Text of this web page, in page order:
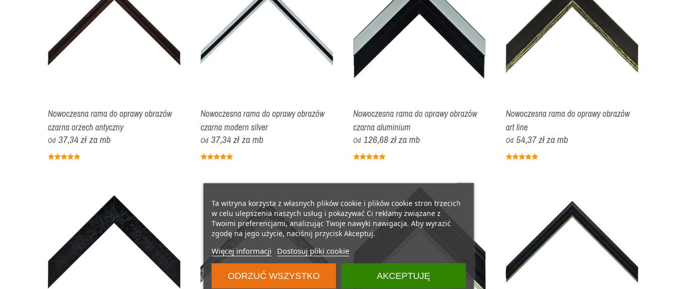
Nowoczesna rama do oprawy obrazów
czarna orzech antyczny
Od 37,34 zł za mb
Nowoczesna rama do oprawy obrazów
czarna modern silver
Od 37,34 zł za mb
Nowoczesna rama do oprawy obrazów
czarna aluminium
Od 126,68 zł za mb
Nowoczesna rama do oprawy obrazów
art line
Od 54,37 zł za mb
Ta witryna korzysta z własnych plików cookie i plików cookie stron trzecich
w celu ulepszenia naszych usług i pokazywać Ci reklamy związane z
Twoimi preferencjami, analizując Twoje nawyki nawigacja. Aby wyrazić
zgodę na jego użycie, naciśnij przycisk Akceptuj.
Więcej informacji Dostosuj pliki cookie
ODRZUĆ WSZYSTKO AKCEPTUJĘ